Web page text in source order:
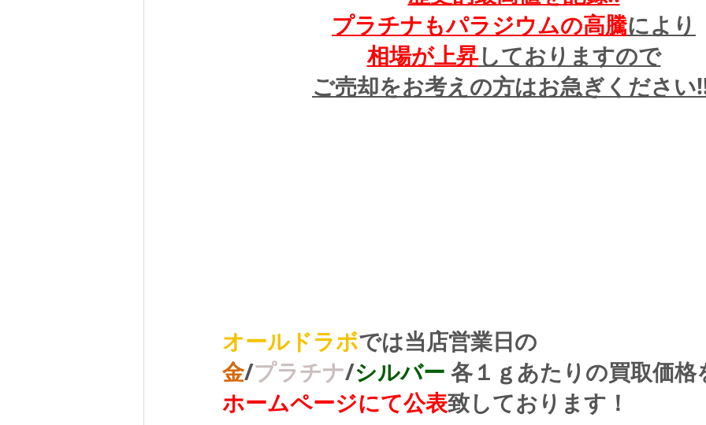
プラチナもパラジウムの高騰により
相場が上昇しておりますので
ご売却をお考えの方はお急ぎください
オールドラボでは当店営業日の
金/プラチナ/シルバー 各１ｇあたりの買取価格
ホームページにて公表致しております！